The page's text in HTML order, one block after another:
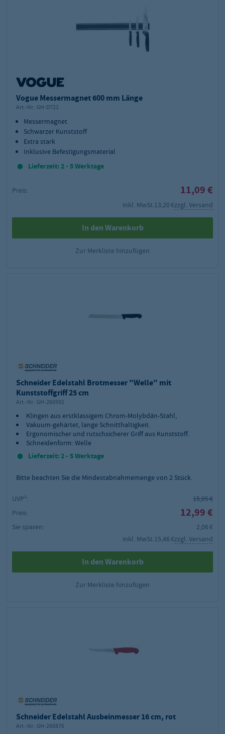
Vogue Messermagnet 600 mm Länge
Art.-Nr.: GH-D722
Messermagnet
Schwarzer Kunststoff
Extra stark
Inklusive Befestigungsmaterial
Lieferzeit: 2 - 5 Werktage
Preis: 11,09 €
inkl. MwSt.13,20 €zzgl. Versand
In den Warenkorb
Zur Merkliste hinzufügen
Schneider Edelstahl Brotmesser "Welle" mit
Kunststoffgriff 25 cm
Art.-Nr.: GH-260592
Klingen aus erstklassigem Chrom-Molybdän-Stahl,
Vakuum-gehärtet, lange Schnitthaltigkeit.
Ergonomischer und rutschsicherer Griff aus Kunststoff.
Schneidenform: Welle
Lieferzeit: 2 - 5 Werktage
Bitte beachten Sie die Mindestabnahmemenge von 2 Stück.
UVP²:
15,05 €
Preis:
12,99 €
Sie sparen:
2,06 €
inkl. MwSt.15,46 €zzgl. Versand
In den Warenkorb
Zur Merkliste hinzufügen
Schneider Edelstahl Ausbeinmesser 16 cm, rot
Art.-Nr.: GH-260876